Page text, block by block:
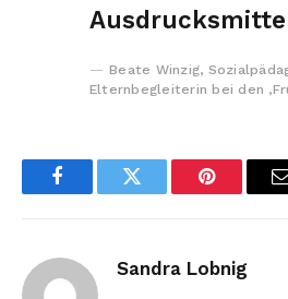
Beate Winzig,
Elternbegleiterin bei den
FacebookTwitter Pinterest
Sandra Lobnig